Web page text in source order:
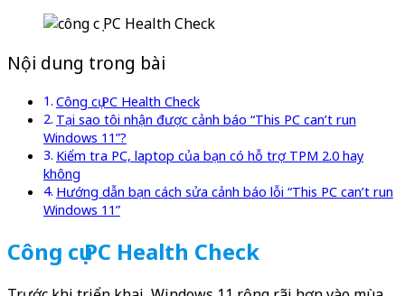
Nội dung trong bài
Công cụ PC Health Check
Tại sao tôi nhận được cảnh báo “This PC can’t run
Windows 11”?
Kiểm tra PC, laptop của bạn có hỗ trợ TPM 2.0 hay
không
Hướng dẫn bạn cách sửa cảnh báo lỗi “This PC can’t run
Windows 11”
Công cụ PC Health Check